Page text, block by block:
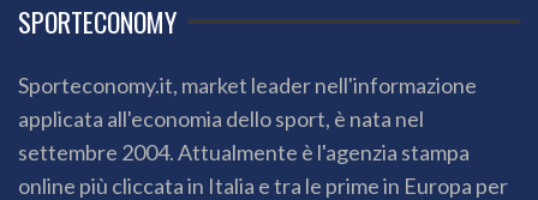
SPORTECONOMY
Sporteconomy.it, market leader nell'informazione
applicata all'economia dello sport, è nata nel
settembre 2004. Attualmente è l'agenzia stampa
online più cliccata in Italia e tra le prime in Europa per